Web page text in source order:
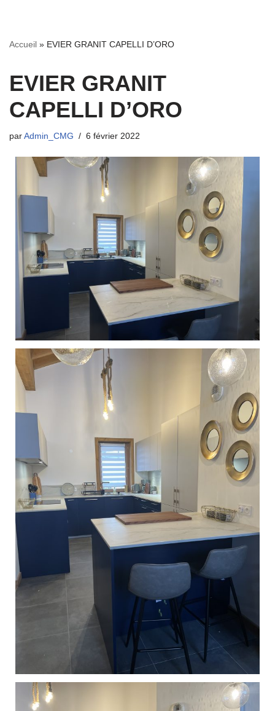
au
Accueil » EVIER GRANIT CAPELLI D’ORO
EVIER GRANIT
CAPELLI D’ORO
par Admin_CMG 6 février 2022